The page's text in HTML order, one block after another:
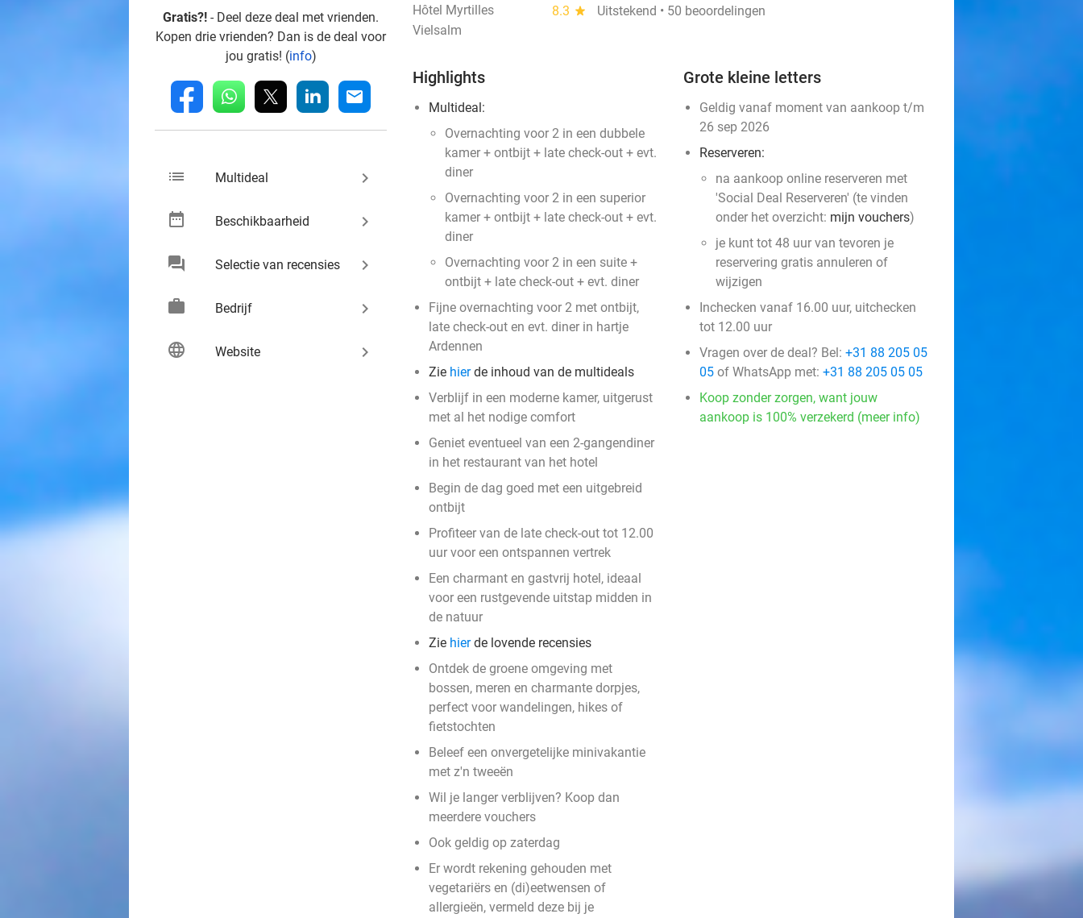
Gratis?! - Deel deze deal met vrienden.
Kopen drie vrienden? Dan is de deal voor
jou gratis! (info)
fb whatsapp linkedin mail
list Multideal keyboard_arrow_right
date_range Beschikbaarheid keyboard_arrow_right
chat Selectie van recensies keyboard_arrow_right
work Bedrijf keyboard_arrow_right
language Website keyboard_arrow_right
Hôtel Myrtilles 8.3 star
Uitstekend • 50 beoordelingen
Vielsalm
Highlights
Multideal:
Overnachting voor 2 in een dubbele
kamer + ontbijt + late check-out + evt.
diner
Overnachting voor 2 in een superior
kamer + ontbijt + late check-out + evt.
diner
Overnachting voor 2 in een suite +
ontbijt + late check-out + evt. diner
Fijne overnachting voor 2 met ontbijt,
late check-out en evt. diner in hartje
Ardennen
Zie hierde inhoud van de multideals
Verblijf in een moderne kamer, uitgerust
met al het nodige comfort
Geniet eventueel van een 2-gangendiner
in het restaurant van het hotel
Begin de dag goed met een uitgebreid
ontbijt
Profiteer van de late check-out tot 12.00
uur voor een ontspannen vertrek
Een charmant en gastvrij hotel, ideaal
voor een rustgevende uitstap midden in
de natuur
Zie hierde lovende recensies
Ontdek de groene omgeving met
bossen, meren en charmante dorpjes,
perfect voor wandelingen, hikes of
fietstochten
Beleef een onvergetelijke minivakantie
met z'n tweeën
Wil je langer verblijven? Koop dan
meerdere vouchers
Ook geldig op zaterdag
Er wordt rekening gehouden met
vegetariërs en (di)eetwensen of
allergieën, vermeld deze bij je
Grote kleine letters
Geldig vanaf moment van aankoop t/m
26 sep 2026
Reserveren:
na aankoop online reserveren met
'Social Deal Reserveren' (te vinden
onder het overzicht: mijn vouchers)
je kunt tot 48 uur van tevoren je
reservering gratis annuleren of
wijzigen
Inchecken vanaf 16.00 uur, uitchecken
tot 12.00 uur
Vragen over de deal? Bel: +31 88 205 05
05 of WhatsApp met: +31 88 205 05 05
Koop zonder zorgen, want jouw
aankoop is 100% verzekerd (meer info)